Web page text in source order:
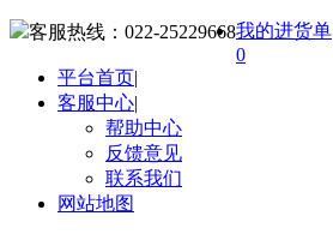
客服热线： 022-25229668我的进货单
0
平台首页|
客服中心|
帮助中心
反馈意见
联系我们
网站地图